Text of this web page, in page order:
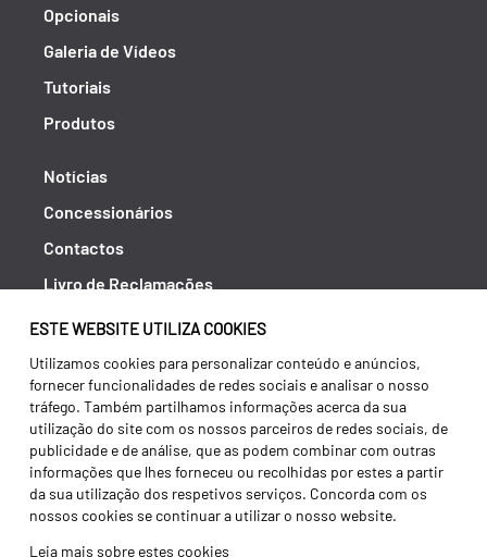
ESTE WEBSITE UTILIZA COOKIES
Utilizamos cookies para personalizar conteúdo e anúncios,
fornecer funcionalidades de redes sociais e analisar o nosso
tráfego. Também partilhamos informações acerca da sua
utilização do site com os nossos parceiros de redes sociais, de
publicidade e de análise, que as podem combinar com outras
informações que lhes forneceu ou recolhidas por estes a partir
da sua utilização dos respetivos serviços. Concorda com os
nossos cookies se continuar a utilizar o nosso website.
Leia mais sobre estes cookies
Opcionais
Galeria de Vídeos
Tutoriais
Produtos
Notícias
Concessionários
Contactos
Livro de Reclamações
Política de Privacidade
Canal de Denúncias (RGPC)
Termos e condições